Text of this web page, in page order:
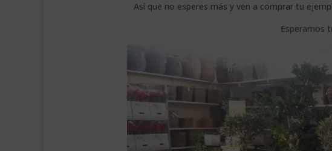
Así que no esperes más y ven a comprar tu
Esperamos